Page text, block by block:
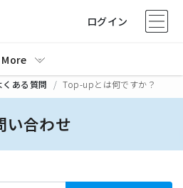
ログイン
More
くある質問 Top-upとは何ですか？
い合わせ